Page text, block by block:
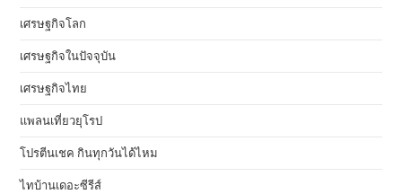
เศรษฐกิจโลก
เศรษฐกิจในปัจจุบัน
เศรษฐกิจไทย
แพลนเที่ยวยุโรป
โปรตีนเชค กินทุกวันได้ไหม
ไทบ้านเดอะซีรีส์